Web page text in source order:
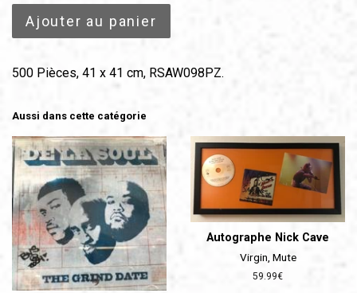
Ajouter au panier
500 Pièces, 41 x 41 cm, RSAW098PZ.
Aussi dans cette catégorie
Autographe Nick Cave
Virgin, Mute
Prix
59.99€